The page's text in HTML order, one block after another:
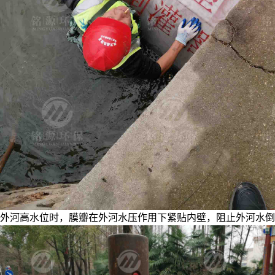
外河高水位时，膜瓣在外河水压作用下紧贴内壁，阻止外河水